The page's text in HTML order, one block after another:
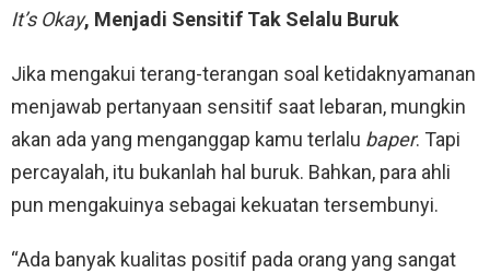
It’s Okay, Menjadi Sensitif Tak Selalu Buruk
Jika mengakui terang-terangan soal ketidaknyamanan
menjawab pertanyaan sensitif saat lebaran, mungkin
akan ada yang menganggap kamu terlalu baper. Tapi
percayalah, itu bukanlah hal buruk. Bahkan, para ahli
pun mengakuinya sebagai kekuatan tersembunyi.
“Ada banyak kualitas positif pada orang yang sangat